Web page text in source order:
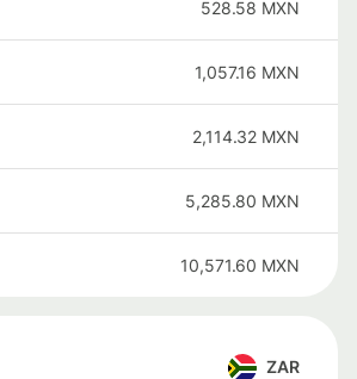
528.58 MXN
1,057.16 MXN
2,114.32 MXN
5,285.80 MXN
10,571.60 MXN
ZAR